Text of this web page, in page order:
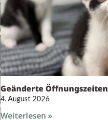
Geänderte Öffnungszeiten
4. August 2026
Weiterlesen »